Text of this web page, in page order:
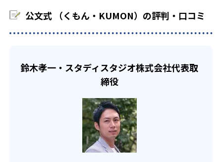
でも週2回受講できる。そのため、部活や他の習い事で忙し
らのオンライン受講と通室を組み合わせることも可能だ。
部活や習い事と両立したい生徒向け
KUMONでは、一人ひとりの学習状況やスケジュールに合わ
宿題の量や進め方に関しては、いつでも気軽に相談可能
だ。
公文式 （くもん・KUMON）の評判・口コミ
鈴木孝一・スタディスタジオ株式会社代表取
締役